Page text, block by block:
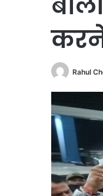
Rahul